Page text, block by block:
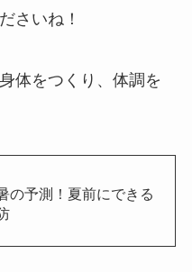
さいね！
体をつくり、体調を
の予測！夏前にできる